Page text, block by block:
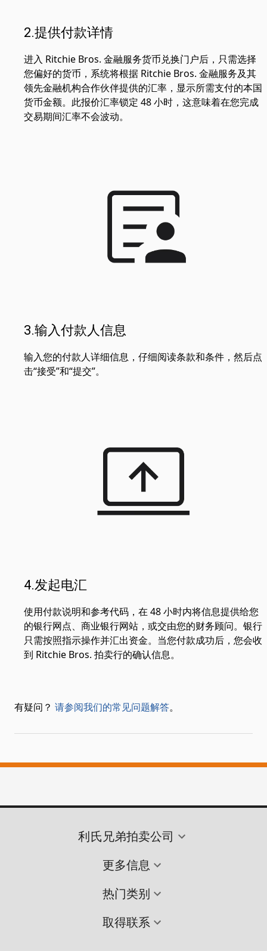
2.提供付款详情
进入 Ritchie Bros. 金融服务货币兑换门户后，只需选择
您偏好的货币，系统将根据 Ritchie Bros. 金融服务及其
领先金融机构合作伙伴提供的汇率，显示所需支付的本国
货币金额。此报价汇率锁定 48 小时，这意味着在您完成
交易期间汇率不会波动。
3.输入付款人信息
输入您的付款人详细信息，仔细阅读条款和条件，然后点
击“接受”和“提交”。
4.发起电汇
使用付款说明和参考代码，在 48 小时内将信息提供给您
的银行网点、商业银行网站，或交由您的财务顾问。银行
只需按照指示操作并汇出资金。当您付款成功后，您会收
到 Ritchie Bros. 拍卖行的确认信息。
有疑问？ 请参阅我们的常见问题解答。
利氏兄弟拍卖公司
更多信息
热门类别
取得联系